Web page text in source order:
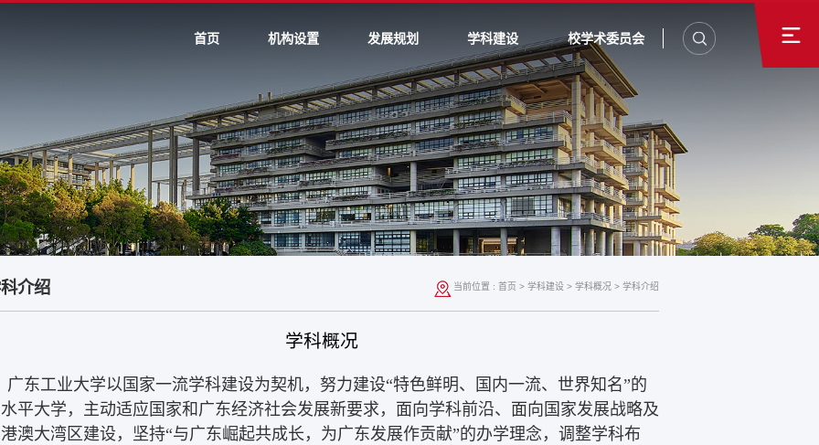
首页 机构设置 发展规划 学科建设 校学术委员会
介绍 当前位置 : 首页 > 学科建设 > 学科概况 > 学科介绍
学科概况
广东工业大学以国家一流学科建设为契机，努力建设“特色鲜明、国内一流、世界知名”的
平大学，主动适应国家和广东经济社会发展新要求，面向学科前沿、面向国家发展战略及
澳大湾区建设，坚持“与广东崛起共成长，为广东发展作贡献”的办学理念，调整学科布